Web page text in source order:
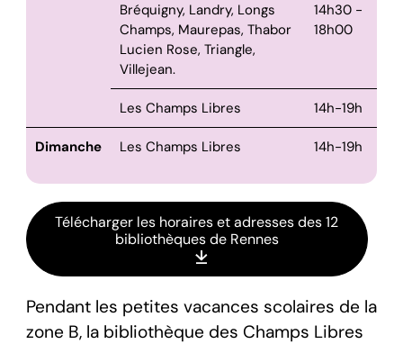
Bréquigny, Landry, Longs
Champs, Maurepas, Thabor
Lucien Rose, Triangle,
Villejean.
14h30 -
18h00
Les Champs Libres 14h-19h
Dimanche Les Champs Libres 14h-19h
Télécharger les horaires et adresses des 12
bibliothèques de Rennes
Pendant les petites vacances scolaires de la
zone B, la bibliothèque des Champs Libres